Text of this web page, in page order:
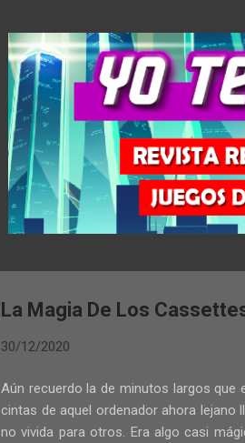
La Magia De Los
30/12/2020
Aún recuerdo la de minutos largos que
cintas de aquel ordenador ahora lejano
no vivida para otros. Era algo casi